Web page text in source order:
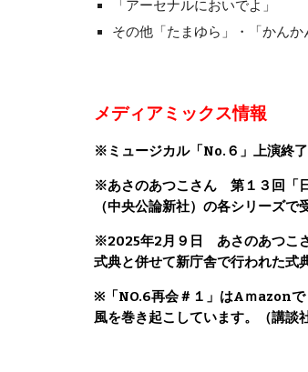
「アーセナルにおいでよ」
その他「たまゆら」・「かん
メディアミックス情報
※ミュージカル「No.６」上演終
※あさのあつこさん 第１３回「
（中央公論新社）の各シリーズで
※2025年2月９日 あさのあつこさ
式典と併せて新庁舎で行われた式
※「NO.6再会＃１」はAｍazonで
風を巻き起こしています。（講談